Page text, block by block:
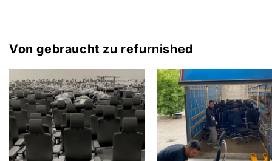
Von gebraucht zu refurnished